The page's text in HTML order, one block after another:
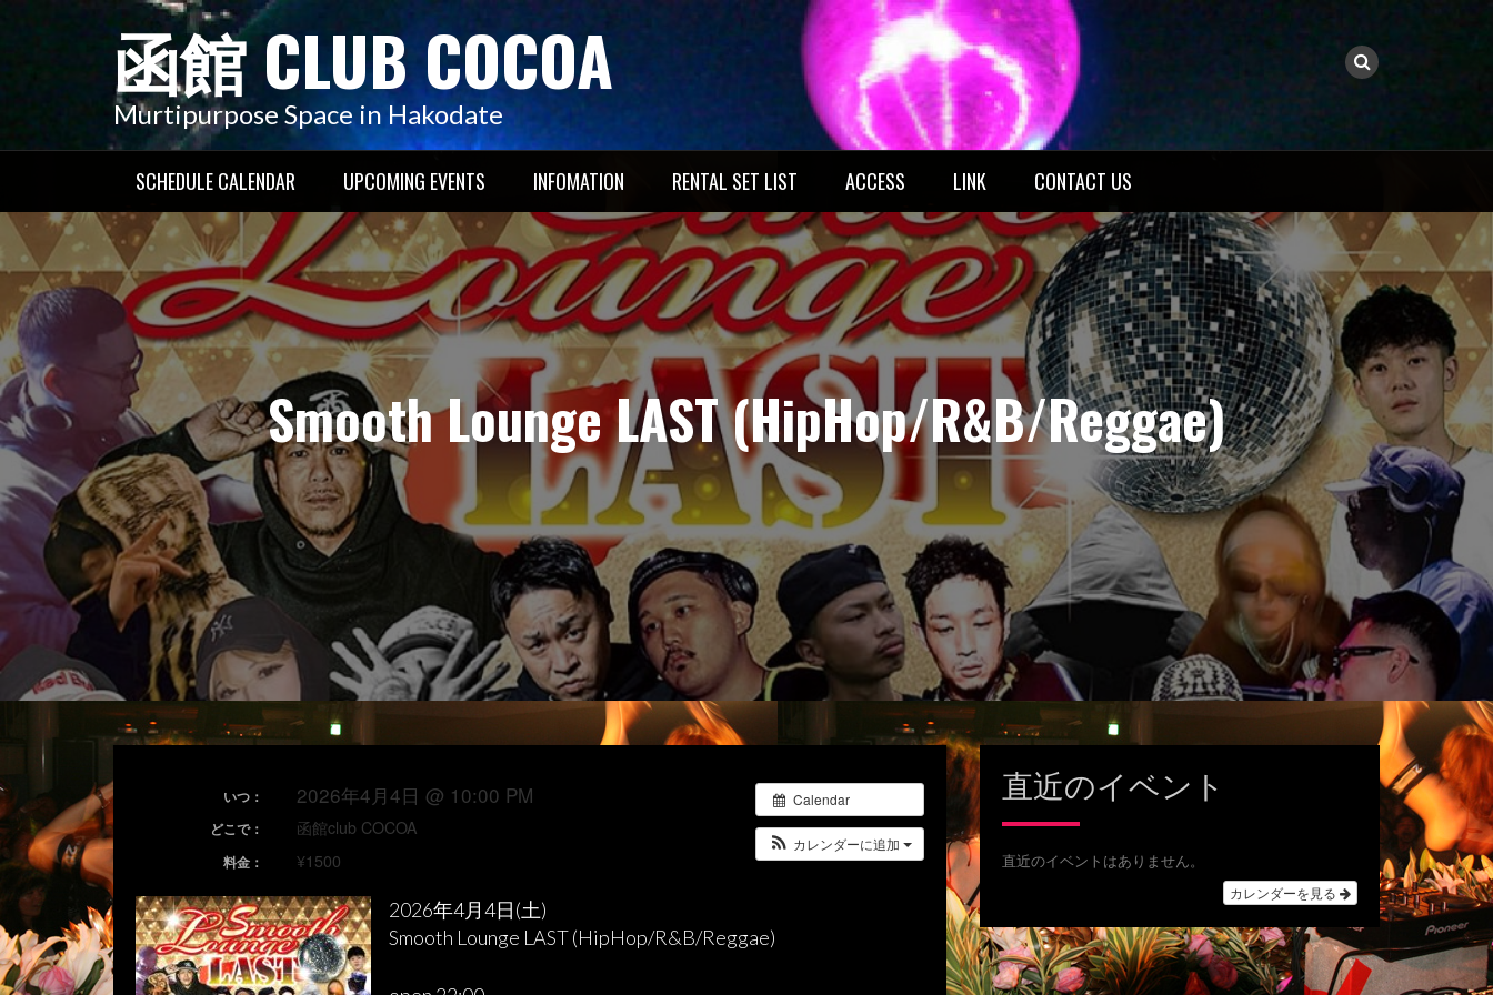
へ
キ
ッ
函館 CLUB COCOA
Murtipurpose Space in Hakodate
SCHEDULE CALENDAR UPCOMING EVENTS INFOMATION RENTAL SET LIST ACCESS LINK CONTACT US
Smooth Lounge LAST (HipHop/R&B/Reggae)
Calendar
カレンダーに追加
いつ： 2026年4月4日 @ 10:00 PM
どこで： 函館club COCOA
料金： ¥1500
2026年4月4日(土)
Smooth Lounge LAST (HipHop/R&B/Reggae)
直近のイベント
直近のイベントはありません。
カレンダーを見る